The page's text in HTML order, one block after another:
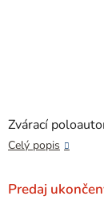
Zvárací
Celý popis
Predaj